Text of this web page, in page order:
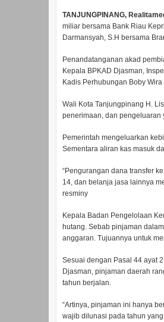
TANJUNGPINANG,
miliar bersama Bank Riau
Darmansyah, S.H bersama
Penandatanganan akad
Kepala BPKAD Djasman,
Kadis Perhubungan Boby Wira
Wali Kota Tanjungpinang H.
penerimaan, dan pengeluaran
Pemerintah mengeluarkan
Sementara aliran kas masuk
“Pengurangan dana transfer
14, dan belanja jasa lainnya
resminy
Kepala Badan Pengelolaan
hutang. Sebab pinjaman
anggaran. Tujuannya untuk
Sesuai dengan Pasal 44 ayat
Djasman, pinjaman daerah
tahun berjalan.
“Artinya, pinjaman ini hanya
wajib dilunasi pada tahun